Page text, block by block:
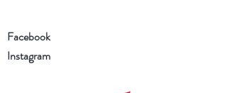
Facebook
Instagram